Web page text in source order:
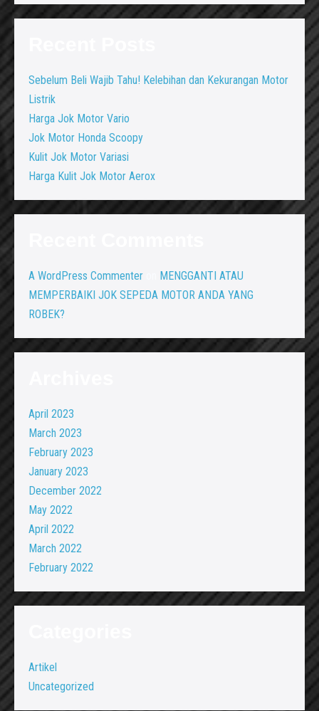
Sebelum Beli Wajib Tahu! Kelebihan dan Kekurangan Motor
Listrik
Harga Jok Motor Vario
Jok Motor Honda Scoopy
Kulit Jok Motor Variasi
Harga Kulit Jok Motor Aerox
A WordPress Commenter
MENGGANTI ATAU
MEMPERBAIKI JOK SEPEDA MOTOR ANDA YANG
ROBEK?
April 2023
March 2023
February 2023
January 2023
December 2022
May 2022
April 2022
March 2022
February 2022
Artikel
Uncategorized